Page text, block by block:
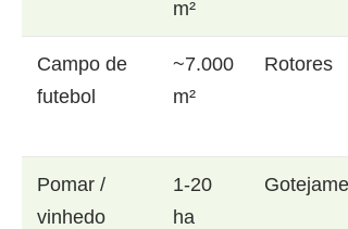
m²
Campo de
futebol
~7.000
m²
Rotores
Pomar /
vinhedo
1-20
ha